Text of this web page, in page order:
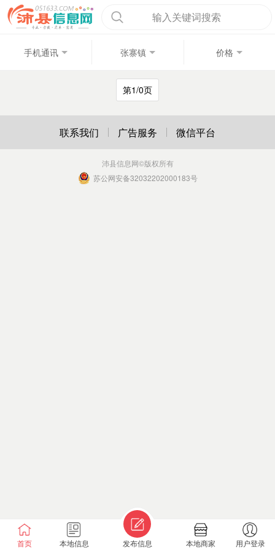
输入关键词搜索
手机通讯 张寨镇 价格
第1/0页
首页 本地信息 发布信息 本地商家 用户登录
联系我们 广告服务 微信平台
沛县信息网©版权所有
苏公网安备32032202000183号